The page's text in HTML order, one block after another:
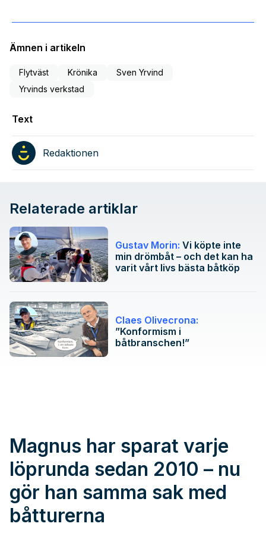
Ämnen i artikeln
Flytväst Krönika
Sven Yrvind
Yrvinds verkstad
Text
Redaktionen
Relaterade artiklar
Gustav Morin: Vi köpte inte
min drömbåt – och det kan ha
varit vårt livs bästa båtköp
Claes Olivecrona:
”Konformism i
båtbranschen!”
Magnus har sparat varje
löprunda sedan 2010 – nu
gör han samma sak med
båtturerna